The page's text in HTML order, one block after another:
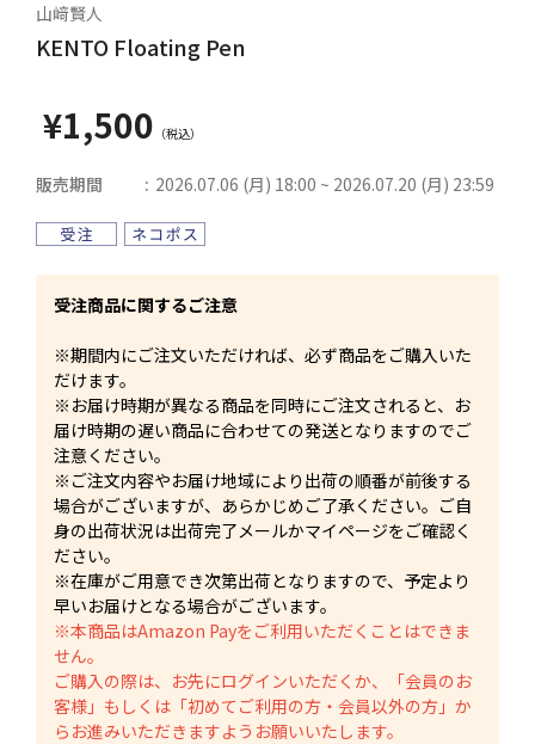
山﨑賢人
KENTO Floating Pen
¥1,500
販売期間 2026.07.06 (月) 18:00 ~ 2026.07.20 (月) 23:59
受注商品に関するご注意
※期間内にご注文いただければ、必ず商品をご購入いた
だけます。
※お届け時期が異なる商品を同時にご注文されると、お
届け時期の遅い商品に合わせての発送となりますのでご
注意ください。
※ご注文内容やお届け地域により出荷の順番が前後する
場合がございますが、あらかじめご了承ください。ご自
身の出荷状況は出荷完了メールかマイページをご確認く
ださい。
※在庫がご用意でき次第出荷となりますので、予定より
早いお届けとなる場合がございます。
※本商品はAmazon Payをご利用いただくことはできま
せん。
ご購入の際は、お先にログインいただくか、「会員のお
客様」もしくは「初めてご利用の方・会員以外の方」か
らお進みいただきますようお願いいたします。